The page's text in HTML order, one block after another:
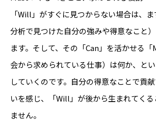
「Will」がすぐに見つからない場合は、
分析で見つけた自分の強みや得意なこと
ます。そして、その「Can」を活かせる
会から求められている仕事）は何か、と
していくのです。自分の得意なことで貢
いを感じ、「Will」が後から生まれてくる
ません。